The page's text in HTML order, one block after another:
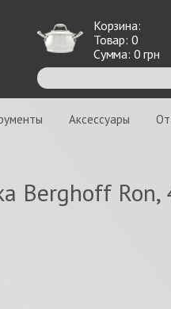
Корзина:
Товар: 0
Сумма: 0 грн
Аксессуары
Berghoff Ron,